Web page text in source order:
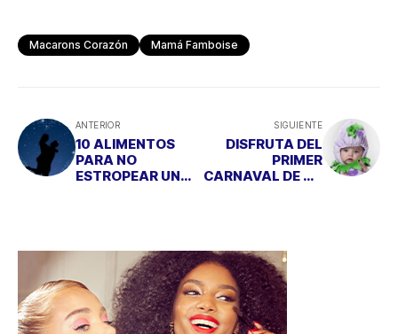
Macarons Corazón Mamá Famboise
ANTERIOR
10 ALIMENTOS
PARA NO
ESTROPEAR UNA
SIGUIENTE
DISFRUTA DEL
PRIMER
CARNAVAL DE TU